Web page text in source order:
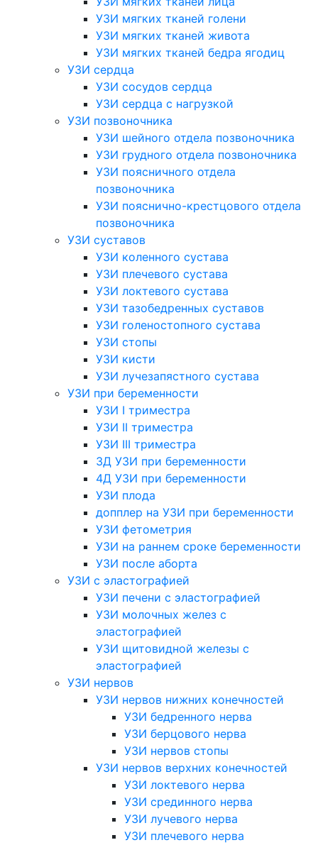
УЗИ мягких тканей голени
УЗИ мягких тканей живота
УЗИ мягких тканей бедра ягодиц
УЗИ сердца
УЗИ сосудов сердца
УЗИ сердца с нагрузкой
УЗИ позвоночника
УЗИ шейного отдела позвоночника
УЗИ грудного отдела позвоночника
УЗИ поясничного отдела
позвоночника
УЗИ пояснично-крестцового отдела
позвоночника
УЗИ суставов
УЗИ коленного сустава
УЗИ плечевого сустава
УЗИ локтевого сустава
УЗИ тазобедренных суставов
УЗИ голеностопного сустава
УЗИ стопы
УЗИ кисти
УЗИ лучезапястного сустава
УЗИ при беременности
УЗИ I триместра
УЗИ II триместра
УЗИ III триместра
3Д УЗИ при беременности
4Д УЗИ при беременности
УЗИ плода
допплер на УЗИ при беременности
УЗИ фетометрия
УЗИ на раннем сроке беременности
УЗИ после аборта
УЗИ с эластографией
УЗИ печени с эластографией
УЗИ молочных желез с
эластографией
УЗИ щитовидной железы с
эластографией
УЗИ нервов
УЗИ нервов нижних конечностей
УЗИ бедренного нерва
УЗИ берцового нерва
УЗИ нервов стопы
УЗИ нервов верхних конечностей
УЗИ локтевого нерва
УЗИ срединного нерва
УЗИ лучевого нерва
УЗИ плечевого нерва